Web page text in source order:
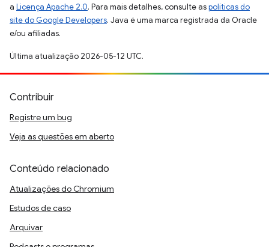
a Licença Apache 2.0. Para mais detalhes, consulte aspolíticas do
site do Google Developers. Java é uma marca registrada da Oracle
e/ou afiliadas.
Última atualização 2026-05-12 UTC.
Contribuir
Registre um bug
Veja as questões em aberto
Conteúdo relacionado
Atualizações do Chromium
Estudos de caso
Arquivar